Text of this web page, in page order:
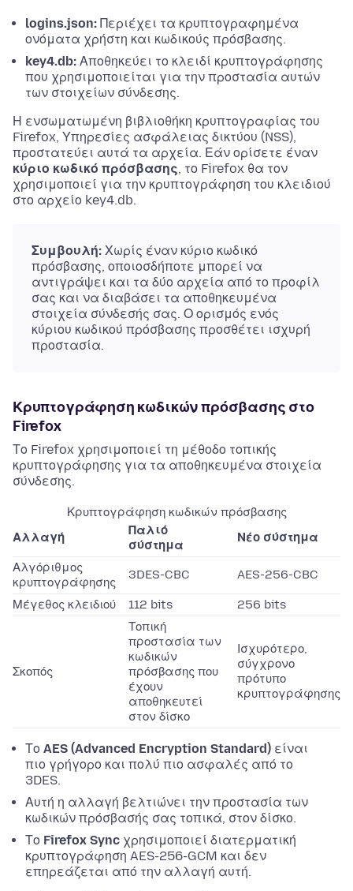
logins.json: Περιέχει τα κρυπτογραφημένα
ονόματα χρήστη και κωδικούς πρόσβασης.
key4.db: Αποθηκεύει το κλειδί κρυπτογράφησης
που χρησιμοποιείται για την προστασία αυτών
των στοιχείων σύνδεσης.
Η ενσωματωμένη βιβλιοθήκη κρυπτογραφίας του
Firefox, Υπηρεσίες ασφάλειας δικτύου (NSS),
προστατεύει αυτά τα αρχεία. Εάν ορίσετε έναν
κύριο κωδικό πρόσβασης, το Firefox θα τον
χρησιμοποιεί για την κρυπτογράφηση του κλειδιού
στο αρχείο key4.db.
Συμβουλή: Χωρίς έναν κύριο κωδικό
πρόσβασης, οποιοσδήποτε μπορεί να
αντιγράψει και τα δύο αρχεία από το προφίλ
σας και να διαβάσει τα αποθηκευμένα
στοιχεία σύνδεσής σας. Ο ορισμός ενός
κύριου κωδικού πρόσβασης προσθέτει ισχυρή
προστασία.
Κρυπτογράφηση κωδικών πρόσβασης στο
Firefox
Το Firefox χρησιμοποιεί τη μέθοδο τοπικής
κρυπτογράφησης για τα αποθηκευμένα στοιχεία
σύνδεσης.
Κρυπτογράφηση κωδικών πρόσβασης
Αλλαγή
Παλιό
σύστημα
Νέο σύστημα
Αλγόριθμος
κρυπτογράφησης
3DES-CBC AES-256-CBC
Μέγεθος κλειδιού 112 bits 256 bits
Σκοπός
Τοπική
προστασία των
κωδικών
πρόσβασης που
έχουν
αποθηκευτεί
στον δίσκο
Ισχυρότερο,
σύγχρονο
πρότυπο
κρυπτογράφησης
Το AES (Advanced Encryption Standard) είναι
πιο γρήγορο και πολύ πιο ασφαλές από το
3DES.
Αυτή η αλλαγή βελτιώνει την προστασία των
κωδικών πρόσβασής σας τοπικά, στον δίσκο.
Το Firefox Sync χρησιμοποιεί διατερματική
κρυπτογράφηση AES-256-GCM και δεν
επηρεάζεται από την αλλαγή αυτή.